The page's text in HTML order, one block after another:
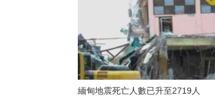
緬甸地震死亡人數已升至2719人